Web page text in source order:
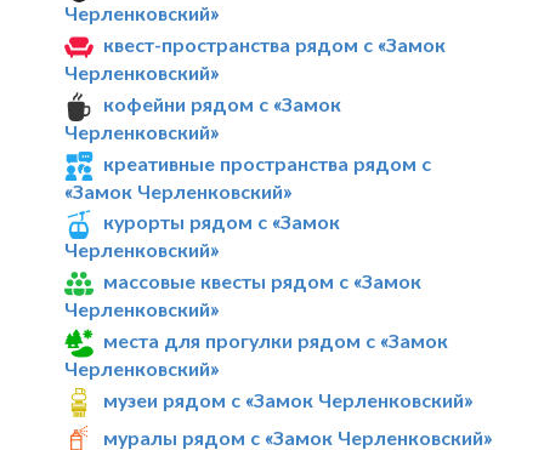
Черленковский»
квест-пространства рядом с «Замок
Черленковский»
кофейни рядом с «Замок
Черленковский»
креативные пространства рядом с
«Замок Черленковский»
курорты рядом с «Замок
Черленковский»
массовые квесты рядом с «Замок
Черленковский»
места для прогулки рядом с «Замок
Черленковский»
музеи рядом с «Замок Черленковский»
муралы рядом с «Замок Черленковский»